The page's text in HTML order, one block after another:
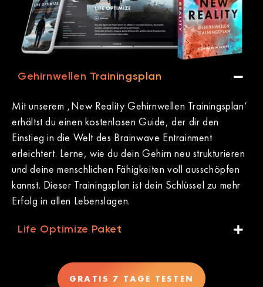
Gehirnwellen Trainingsplan
Mit unserem ‚New Reality Gehirnwellen Trainingsplan‘
erhältst du einen kostenlosen Guide, der dir den
Einstieg in die Welt des Brainwave Entrainment
erleichtert. Lerne, wie du dein Gehirn neu strukturieren
und deine menschlichen Fähigkeiten voll ausschöpfen
kannst. Dieser Trainingsplan ist dein Schlüssel zu mehr
Erfolg in allen Lebenslagen.
Life Optimize Paket
GRATIS 7 TAGE TESTEN